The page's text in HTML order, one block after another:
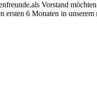
Vorstand
ersten 6 Monaten in